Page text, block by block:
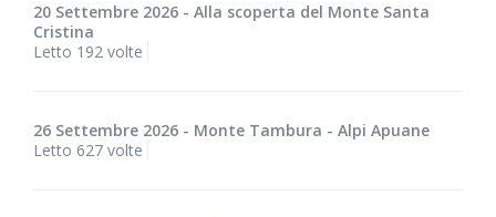
20 Settembre 2026 - Alla scoperta del Monte Santa
Cristina
Letto 192 volte
26 Settembre 2026 - Monte Tambura - Alpi Apuane
Letto 627 volte